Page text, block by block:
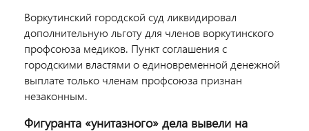
Воркутинский городской суд ликвидировал
дополнительную льготу для членов воркутинского
профсоюза медиков. Пункт соглашения с
городскими властями о единовременной денежной
выплате только членам профсоюза признан
незаконным.
Фигуранта «унитазного» дела вывели на